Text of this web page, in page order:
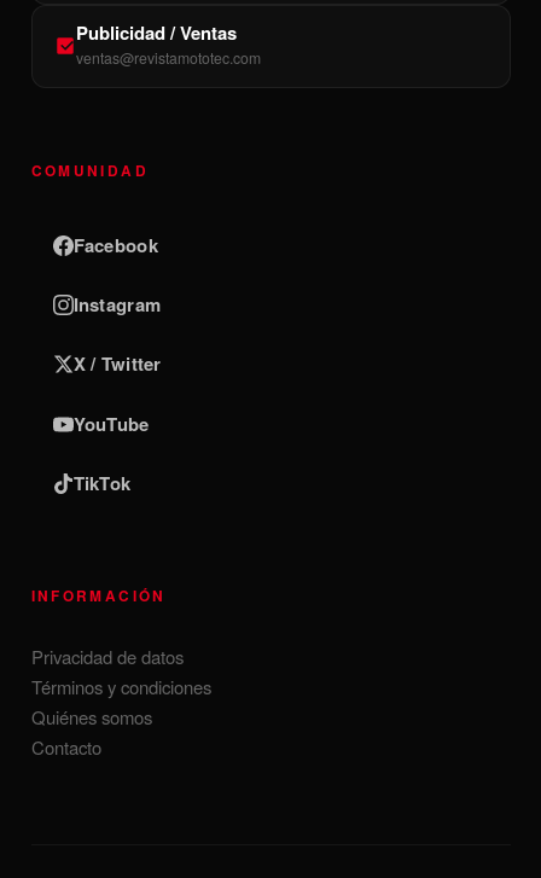
Publicidad / Ventas
ventas@revistamototec.com
COMUNIDAD
Facebook
Instagram
X / Twitter
YouTube
TikTok
INFORMACIÓN
Privacidad de datos
Términos y condiciones
Quiénes somos
Contacto